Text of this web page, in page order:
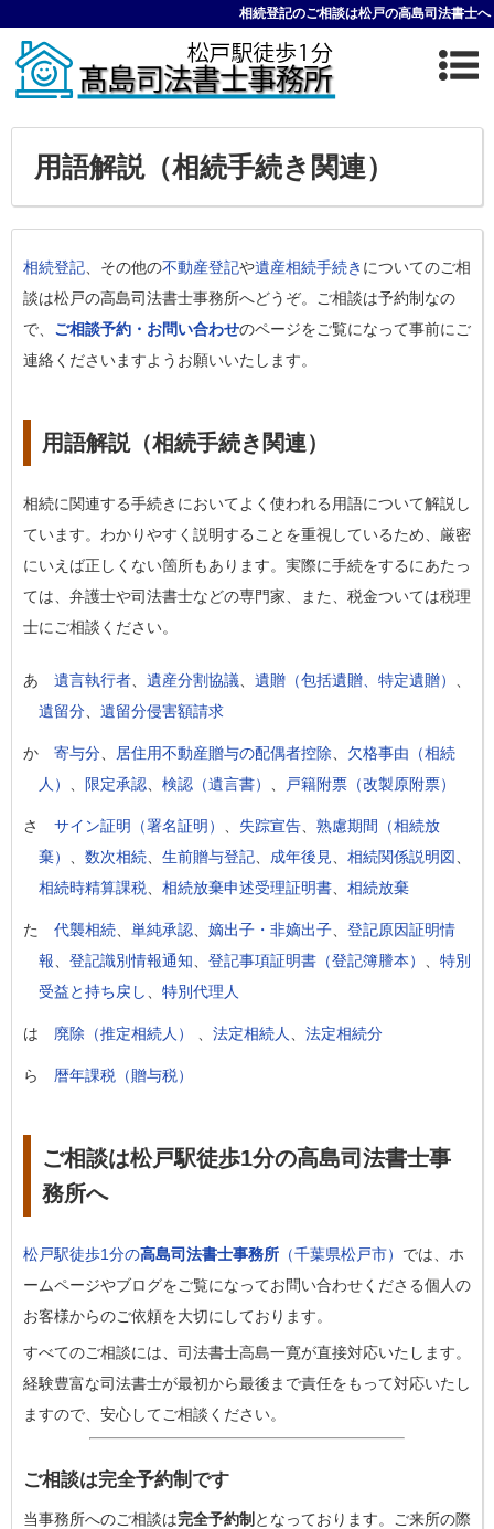
相続登記のご相談は松戸の高島司法書士へ
用語解説（相続手続き関連）
相続登記 、その他の不動産登記や遺産相続手続き についてのご相
談は松戸の高島司法書士事務所へどうぞ。ご相談は予約制なの
で、 ご相談予約・お問い合わせのページをご覧になって事前にご
連絡くださいますようお願いいたします。
用語解説（相続手続き関連）
相続に関連する手続きにおいてよく使われる用語について解説し
ています。わかりやすく説明することを重視しているため、厳密
にいえば正しくない箇所もあります。実際に手続をするにあたっ
ては、弁護士や司法書士などの専門家、また、税金ついては税理
士にご相談ください。
あ 遺言執行者 遺産分割協議 遺贈（包括遺贈、特定遺贈）
遺留分
遺留分侵害額請求
か 寄与分 居住用不動産贈与の配偶者控除
欠格事由（相続
人）
限定承認 検認（遺言書） 戸籍附票（改製原附票）
さ サイン証明（署名証明） 失踪宣告
熟慮期間（相続放
棄）
数次相続 生前贈与登記 成年後見 相続関係説明図
相続時精算課税
相続放棄申述受理証明書 相続放棄
た 代襲相続 単純承認 嫡出子・非嫡出子
登記原因証明情
報
登記識別情報通知 登記事項証明書（登記簿謄本）
特別
受益と持ち戻し
特別代理人
は 廃除（推定相続人） 法定相続人 法定相続分
ら 暦年課税（贈与税）
ご相談は松戸駅徒歩1分の高島司法書士事
務所へ
松戸駅徒歩1分の高島司法書士事務所 （千葉県松戸市） では、ホ
ームページやブログをご覧になってお問い合わせくださる個人の
お客様からのご依頼を大切にしております。
すべてのご相談には、司法書士高島一寛が直接対応いたします。
経験豊富な司法書士が最初から最後まで責任をもって対応いたし
ますので、安心してご相談ください。
ご相談は完全予約制です
当事務所へのご相談は完全予約制 となっております。ご来所の際